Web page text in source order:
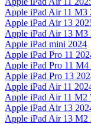
Apple iPad Air 11 M3
Apple iPad Air 13
Apple iPad Air 13 M3
Apple iPad mini 2024
Apple iPad Pro 11
Apple iPad Pro 11
Apple iPad Pro 13
Apple iPad Air 11
Apple iPad Air 11 M2
Apple iPad Air 13
Apple iPad Air 13 M2